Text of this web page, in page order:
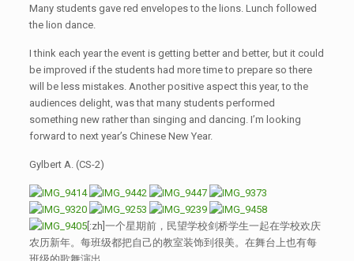
Many students gave red envelopes to the lions. Lunch followed
the lion dance.
I think each year the event is getting better and better, but it could
be improved if the students had more time to prepare so there
will be less mistakes. Another positive aspect this year, to the
audiences delight, was that many students performed
something new rather than singing and dancing. I’m looking
forward to next year’s Chinese New Year.
Gylbert A. (CS-2)
[:zh]一个星期前，民望学校剑桥学生一起在学校欢庆
农历新年。每班级都把自己的教室装饰到很美。在舞台上也有每